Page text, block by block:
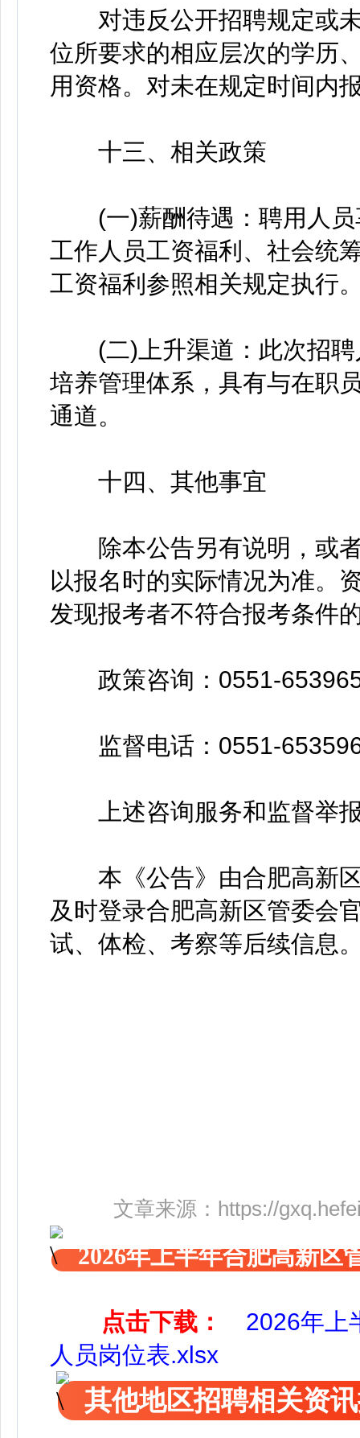
对违反公开招聘规定或未
位所要求的相应层次的学历
用资格。对未在规定时间内
十三、相关政策
(一)薪酬待遇：聘用人员
工作人员工资福利、社会统
工资福利参照相关规定执行
(二)上升渠道：此次招聘
培养管理体系，具有与在职
通道。
十四、其他事宜
除本公告另有说明，或者
以报名时的实际情况为准。
发现报考者不符合报考条件
政策咨询：0551-
监督电话：0551-
上述咨询服务和监督举报
本《公告》由合肥高新区
及时登录合肥高新区管委会
试、体检、考察等后续信息
文章来源： https://
2026年上半年合肥高新区
点击下载：
2026年上
人员岗位表.xlsx
其他地区招聘相关资